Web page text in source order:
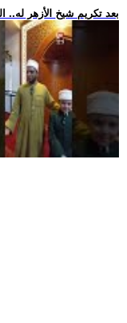
.. بعد تكريم شيخ الأزهر